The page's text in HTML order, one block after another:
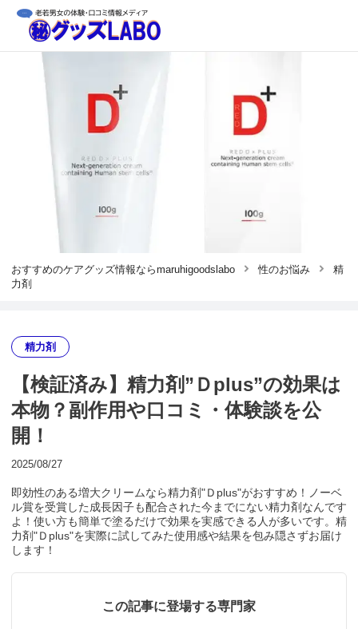
おすすめのケアグッズ情報ならmaruhigoodslabo 性のお悩み
精
力剤
精力剤
【検証済み】精力剤”Ｄplus”の効果は
本物？副作用や口コミ・体験談を公
開！
2025/08/27
即効性のある増大クリームなら精力剤"Ｄplus"がおすすめ！ノーベ
ル賞を受賞した成長因子も配合された今までにない精力剤なんです
よ！使い方も簡単で塗るだけで効果を実感できる人が多いです。精
力剤"Ｄplus"を実際に試してみた使用感や結果を包み隠さずお届け
します！
この記事に登場する専門家